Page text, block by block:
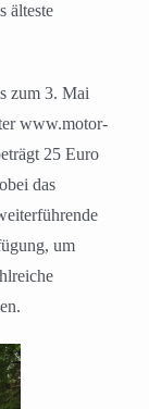
älteste
zum 3. Mai
www.motor-
25 Euro
das
um